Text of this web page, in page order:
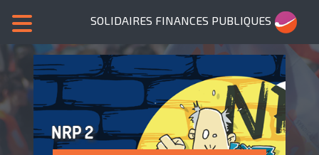
SOLIDAIRES FINANCES PUBLIQUES
NRP 2